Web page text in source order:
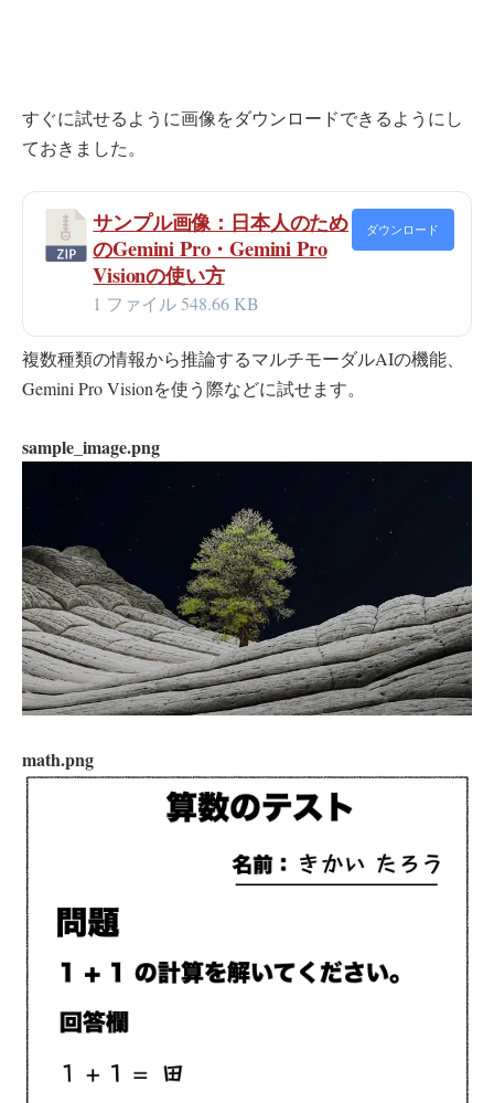
すぐに試せるように画像をダウンロードできるようにし
ておきました。
サンプル画像：日本人のため
のGemini Pro・Gemini Pro
Visionの使い方
1 ファイル548.66 KB
ダウンロード
複数種類の情報から推論するマルチモーダルAIの機能、
Gemini Pro Visionを使う際などに試せます。
sample_image.png
math.png